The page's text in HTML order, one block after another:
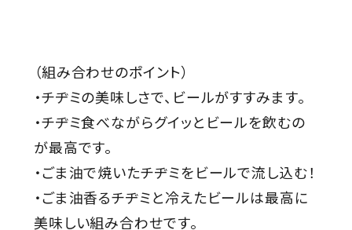
（組み合わせのポイント）
・チヂミの美味しさで、ビールがすすみます。
・チヂミ食べながらグイッとビールを飲むの
が最高です。
・ごま油で焼いたチヂミをビールで流し込む！
・ごま油香るチヂミと冷えたビールは最高に
美味しい組み合わせです。